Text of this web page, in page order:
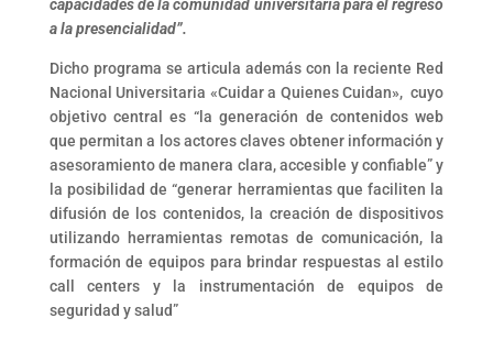
capacidades de la comunidad universitaria para el regreso
a la presencialidad”.
Dicho programa se articula además con la reciente Red
Nacional Universitaria «Cuidar a Quienes Cuidan», cuyo
objetivo central es “la generación de contenidos web
que permitan a los actores claves obtener información y
asesoramiento de manera clara, accesible y confiable” y
la posibilidad de “generar herramientas que faciliten la
difusión de los contenidos, la creación de dispositivos
utilizando herramientas remotas de comunicación, la
formación de equipos para brindar respuestas al estilo
call centers y la instrumentación de equipos de
seguridad y salud”